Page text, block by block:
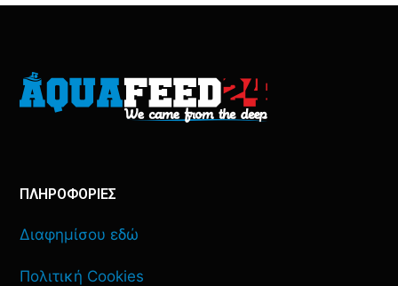
ΠΛΗΡΟΦΟΡΙΕΣ
Διαφημίσου εδώ
Πολιτική Cookies